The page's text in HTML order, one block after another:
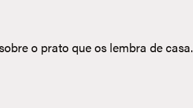
o prato que os lembra de casa.